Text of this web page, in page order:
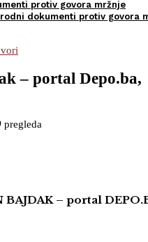
protiv govora mržnje
dokumenti protiv govora
– portal Depo.ba,
pregleda
BAJDAK – portal